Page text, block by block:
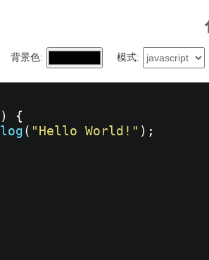
背景色: 模式:
)
{
log( "Hello World!" ) ;